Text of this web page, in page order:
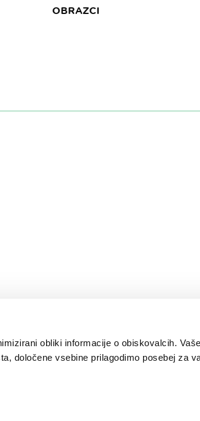
obliki informacije o obiskovalcih.
določene vsebine prilagodimo posebej za
OBRAZCI